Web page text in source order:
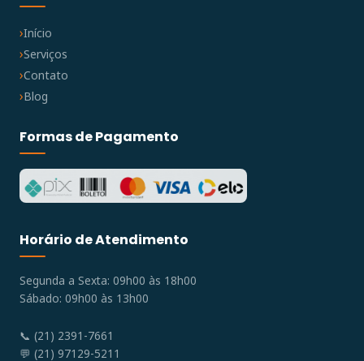
Início
Serviços
Contato
Blog
Formas de Pagamento
Horário de Atendimento
Segunda a Sexta: 09h00 às 18h00
Sábado: 09h00 às 13h00
📞 (21) 2391-7661
💬 (21) 97129-5211